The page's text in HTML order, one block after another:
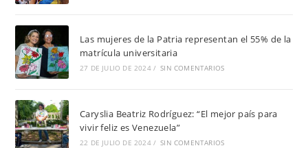
Las mujeres de la Patria representan el 55% de la
matrícula universitaria
27 DE JULIO DE 2024 / SIN COMENTARIOS
Caryslia Beatriz Rodríguez: “El mejor país para
vivir feliz es Venezuela”
22 DE JULIO DE 2024 / SIN COMENTARIOS